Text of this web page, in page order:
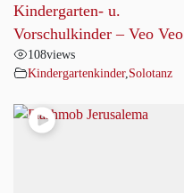
Kindergarten- u.
Vorschulkinder – Veo Veo
108views
Kindergartenkinder, Solotanz